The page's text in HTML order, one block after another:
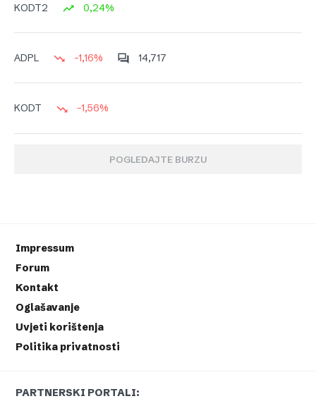
KODT2 0,24%
ADPL -1,16% 14,717
KODT -1,56%
POGLEDAJTE BURZU
Impressum
Forum
Kontakt
Oglašavanje
Uvjeti korištenja
Politika privatnosti
PARTNERSKI PORTALI: